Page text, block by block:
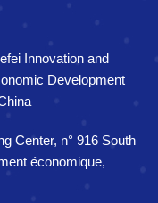
Innovation and
Development
Center, n° 916 South
économique,